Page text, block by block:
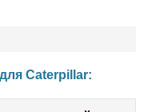
Caterpillar: